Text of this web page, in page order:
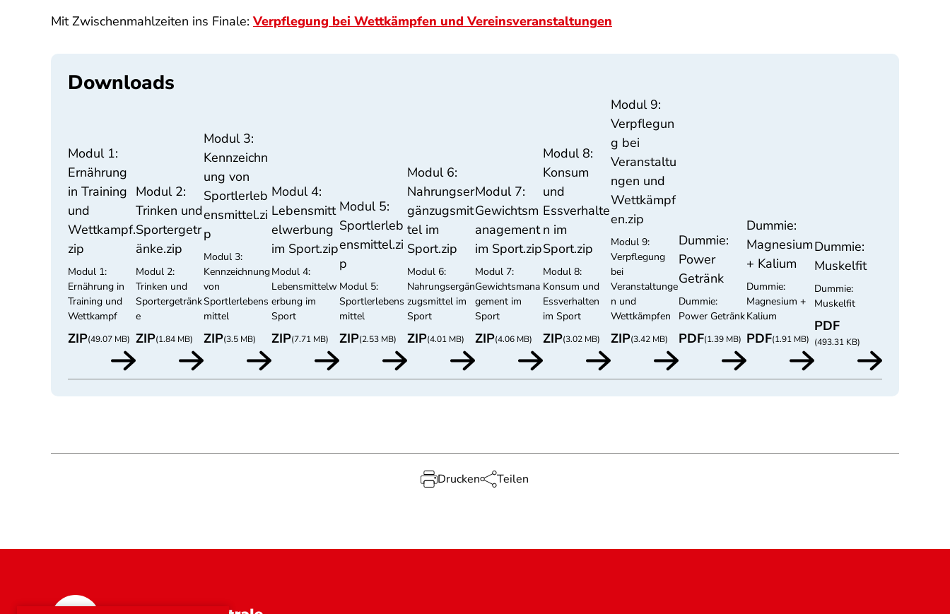
Mit Zwischenmahlzeiten ins Finale:Verpflegung bei Wettkämpfen und Vereinsveranstaltungen
Downloads
Modul 1:
Ernährung
in Training
und
Wettkampf.
zip
Modul 1:
Ernährung in
Training und
Wettkampf
ZIP(49.07 MB)
Modul 2:
Trinken und
Sportergetr
änke.zip
Modul 2:
Trinken und
Sportergetränk
e
ZIP(1.84 MB)
Modul 3:
Kennzeichn
ung von
Sportlerleb
ensmittel.zi
p
Modul 3:
Kennzeichnung
von
Sportlerlebens
mittel
ZIP(3.5 MB)
Modul 4:
Lebensmitt
elwerbung
im Sport.zip
Modul 4:
Lebensmittelw
erbung im
Sport
ZIP(7.71 MB)
Modul 5:
Sportlerleb
ensmittel.zi
p
Modul 5:
Sportlerlebens
mittel
ZIP(2.53 MB)
Modul 6:
Nahrungser
gänzugsmit
tel im
Sport.zip
Modul 6:
Nahrungsergän
zugsmittel im
Sport
ZIP(4.01 MB)
Modul 7:
Gewichtsm
anagement
im Sport.zip
Modul 7:
Gewichtsmana
gement im
Sport
ZIP(4.06 MB)
Modul 8:
Konsum
und
Essverhalte
n im
Sport.zip
Modul 8:
Konsum und
Essverhalten
im Sport
ZIP(3.02 MB)
Modul 9:
Verpflegun
g bei
Veranstaltu
ngen und
Wettkämpf
en.zip
Modul 9:
Verpflegung
bei
Veranstaltunge
n und
Wettkämpfen
ZIP(3.42 MB)
Dummie:
Power
Getränk
Dummie:
Power Getränk
PDF(1.39 MB)
Dummie:
Magnesium
+ Kalium
Dummie:
Magnesium +
Kalium
PDF(1.91 MB)
Dummie:
Muskelfit
Dummie:
Muskelfit
PDF
(493.31 KB)
Drucken Teilen